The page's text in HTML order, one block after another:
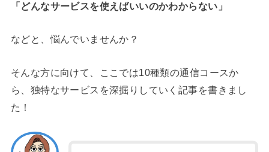
「どんなサービスを使えばいいのかわからない」
などと、悩んでいませんか？
そんな方に向けて、ここでは10種類の通信コースか
ら、独特なサービスを深掘りしていく記事を書きまし
た！